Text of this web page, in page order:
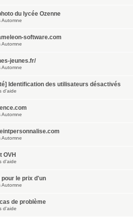
du lycée Ozenne
Automne
software.com
Automne
jeunes.fr/
Automne
Identification des utilisateurs désactivés
d'aide
Automne
Automne
OVH
d'aide
pour le prix d'un
Automne
de problème
d'aide